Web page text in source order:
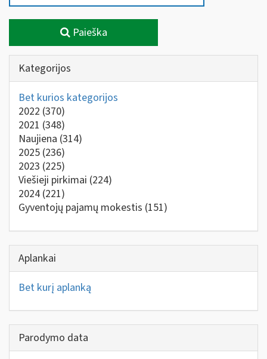
Paieška
Kategorijos
Bet kurios kategorijos
2022 (370)
2021 (348)
Naujiena (314)
2025 (236)
2023 (225)
Viešieji pirkimai (224)
2024 (221)
Gyventojų pajamų mokestis (151)
Aplankai
Bet kurį aplanką
Parodymo data